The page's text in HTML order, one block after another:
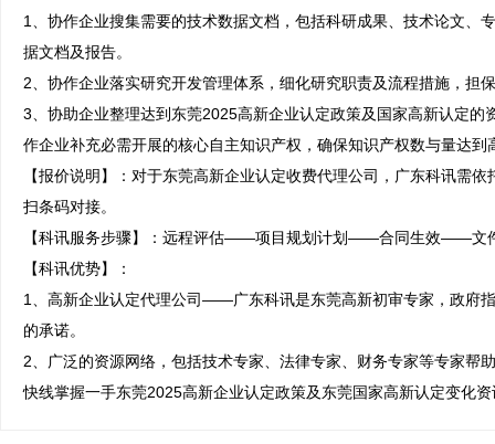
1、协作企业搜集需要的技术数据文档，包括科研成果、技术论文、
据文档及报告。
2、协作企业落实研究开发管理体系，细化研究职责及流程措施，担
3、协助企业整理达到东莞2025高新企业认定政策及国家高新认定
作企业补充必需开展的核心自主知识产权，确保知识产权数与量达到
【报价说明】：对于东莞高新企业认定收费代理公司，广东科讯需
扫条码对接。
【科讯服务步骤】：远程评估——项目规划计划——合同生效——
【科讯优势】：
1、高新企业认定代理公司——广东科讯是东莞高新初审专家，政府
的承诺。
2、广泛的资源网络，包括技术专家、法律专家、财务专家等专家帮
快线掌握一手东莞2025高新企业认定政策及东莞国家高新认定变化资